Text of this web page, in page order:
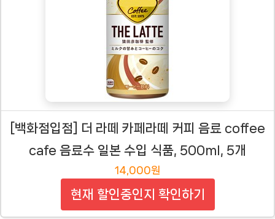
[백화점입점] 더 라떼 카페라떼 커피 음료 coffee
cafe 음료수 일본 수입 식품, 500ml, 5개
14,000원
현재 할인중인지 확인하기